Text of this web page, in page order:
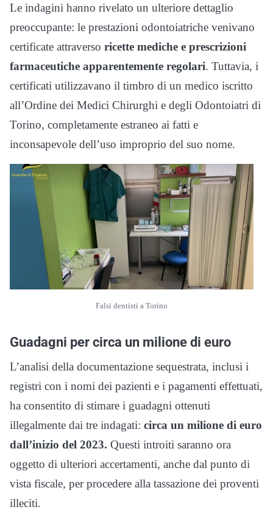
Le indagini hanno rivelato un ulteriore dettaglio
preoccupante: le prestazioni odontoiatriche venivano
certificate attraverso ricette mediche e prescrizioni
farmaceutiche apparentemente regolari. Tuttavia, i
certificati utilizzavano il timbro di un medico iscritto
all’Ordine dei Medici Chirurghi e degli Odontoiatri di
Torino, completamente estraneo ai fatti e
inconsapevole dell’uso improprio del suo nome.
Falsi dentisti a Torino
Guadagni per circa un milione di euro
L’analisi della documentazione sequestrata, inclusi i
registri con i nomi dei pazienti e i pagamenti effettuati,
ha consentito di stimare i guadagni ottenuti
illegalmente dai tre indagati: circa un milione di euro
dall’inizio del 2023. Questi introiti saranno ora
oggetto di ulteriori accertamenti, anche dal punto di
vista fiscale, per procedere alla tassazione dei proventi
illeciti.